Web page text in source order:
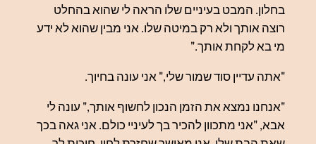
בחלון. המבט בעיניים שלו הראה לי שהוא בהחלט
רוצה אותך ולא רק במיטה שלו. אני מבין שהוא לא ידע
מי בא לקחת אותך."
"אתה עדיין סוד שמור שלי," אני עונה בחיוך.
"אנחנו נמצא את הזמן הנכון לחשוף אותך," עונה לי
אבא, "אני מתכוון להכיר בך לעיניי כולם. אני גאה בכך